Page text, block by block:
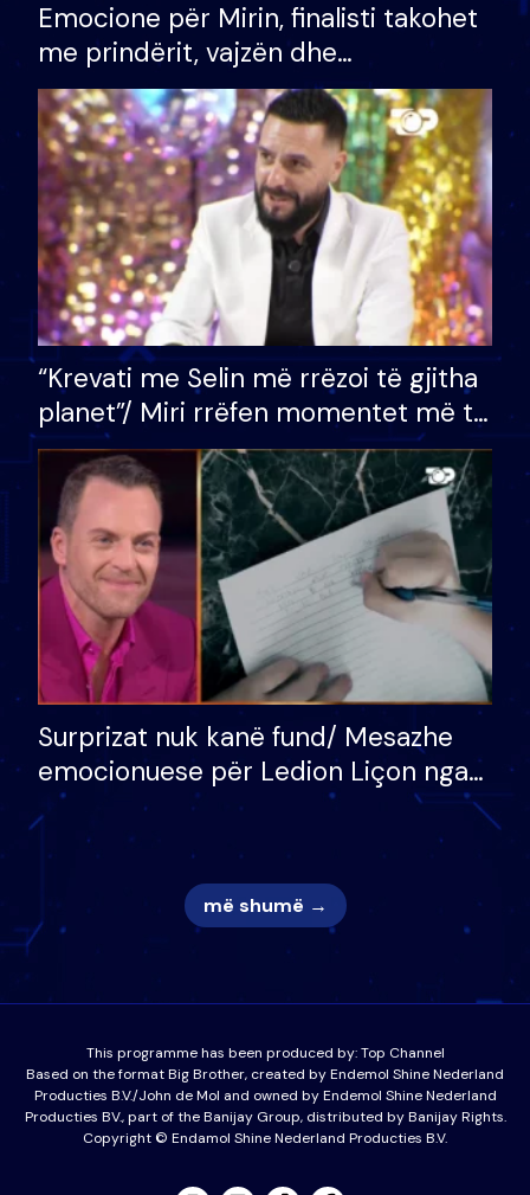
Emocione për Mirin, finalisti takohet
me prindërit, vajzën dhe
bashkëshorten: S’kemi ndonjë letër
divorci apo jo?
“Krevati me Selin më rrëzoi të gjitha
planet”/ Miri rrëfen momentet më të
bukura në shtëpinë e BB VIP: Do më
mungojë zilja e mëngjesit kur…
Surprizat nuk kanë fund/ Mesazhe
emocionuese për Ledion Liçon nga
nëna dhe fëmijët e tij, moderatori
nuk i mban dot lotët: Nuk meritoj…
më shumë →
This programme has been produced by:Top Channel
Based on the format Big Brother, created by Endemol Shine Nederland
Producties B.V./John de Mol and owned by Endemol Shine Nederland
Producties BV., part of the Banijay Group, distributed by Banijay Rights.
Copyright © Endamol Shine Nederland Producties B.V.